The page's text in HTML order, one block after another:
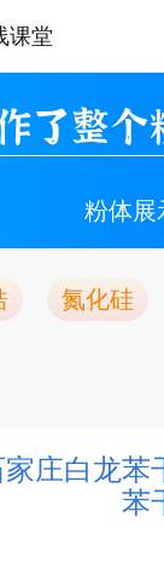
课堂
了整个
粉体展
氮化硅
庄白龙
苯